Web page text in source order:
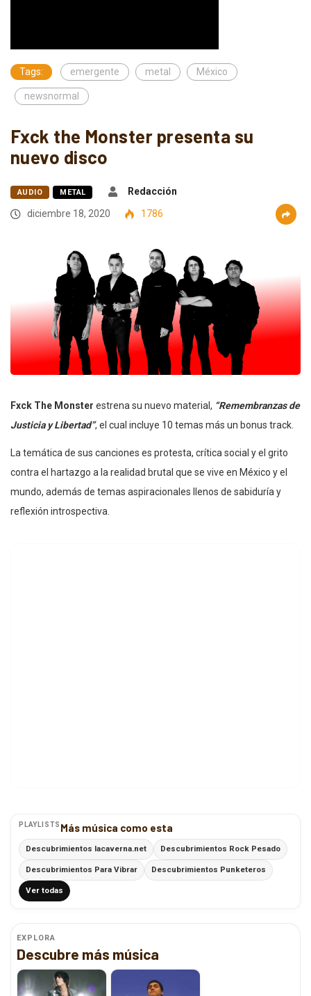
Tags: emergente metal México
newsnormal
Fxck the Monster presenta su
nuevo disco
AUDIO METAL
Redacción
diciembre 18, 2020
1786
Fxck The Monster estrena su nuevo material, “Remembranzas de
Justicia y Libertad”, el cual incluye 10 temas más un bonus track.
La temática de sus canciones es protesta, crítica social y el grito
contra el hartazgo a la realidad brutal que se vive en México y el
mundo, además de temas aspiracionales llenos de sabiduría y
reflexión introspectiva.
PLAYLISTS Más música como esta
Descubrimientos lacaverna.net Descubrimientos Rock Pesado
Descubrimientos Para Vibrar Descubrimientos Punketeros
Ver todas
EXPLORA
Descubre más música